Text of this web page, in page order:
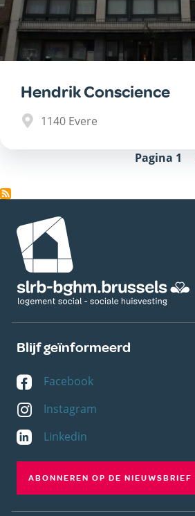
Hendrik Conscience
1140 Evere
Pagina 1
Afbeelding
Blijf geïnformeerd
Facebook
Instagram
Linkedin
ABONNEREN OP DE NIEUWSBRIEF